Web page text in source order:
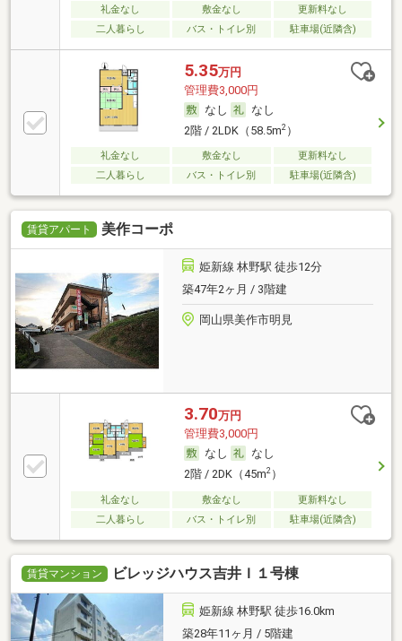
礼金なし 敷金なし
更新料なし
二人暮らし
バス・トイレ別 駐車場(近隣含)
5.35万円
管理費3,000円
なし
なし
2階 / 2LDK（58.5m2）
礼金なし 敷金なし
更新料なし
二人暮らし
バス・トイレ別 駐車場(近隣含)
賃貸アパート 美作コーポ
姫新線 林野駅 徒歩12分
築47年2ヶ月 / 3階建
岡山県美作市明見
3.70万円
管理費3,000円
なし
なし
2階 / 2DK（45m2）
礼金なし 敷金なし
更新料なし
二人暮らし
バス・トイレ別 駐車場(近隣含)
賃貸マンション ビレッジハウス吉井Ｉ１号棟
姫新線 林野駅 徒歩16.0km
築28年11ヶ月 / 5階建